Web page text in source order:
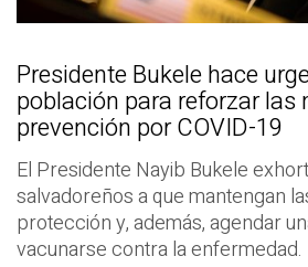
Presidente Bukele hace
población para reforzar las
prevención por COVID-19
El Presidente Nayib Bukele
salvadoreños a que mantengan
protección y, además, agendar
vacunarse contra la enfermedad.